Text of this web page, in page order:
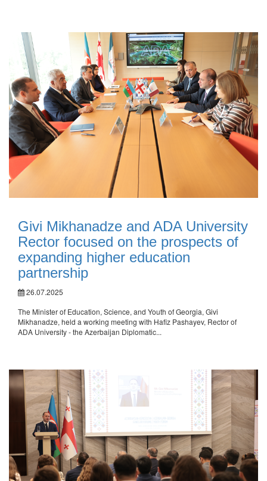
Givi Mikhanadze and ADA University
Rector focused on the prospects of
expanding higher education
partnership
26.07.2025
The Minister of Education, Science, and Youth of Georgia, Givi
Mikhanadze, held a working meeting with Hafiz Pashayev, Rector of
ADA University - the Azerbaijan Diplomatic...